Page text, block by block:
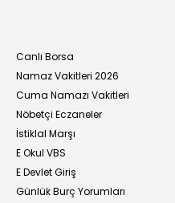
Canlı Borsa
Namaz Vakitleri 2026
Cuma Namazı Vakitleri
Nöbetçi Eczaneler
İstiklal Marşı
E Okul VBS
E Devlet Giriş
Günlük Burç Yorumları